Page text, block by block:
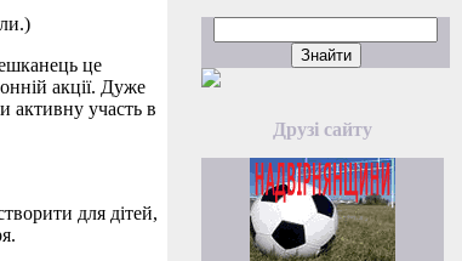
це
акції. Дуже
активну участь в
для дітей,
Друзі сайту